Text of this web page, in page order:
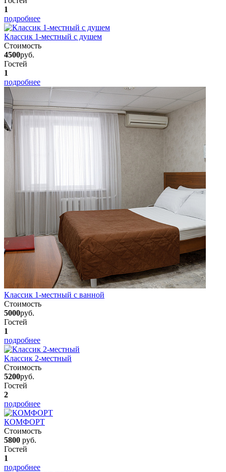
1
подробнее
Классик 1-местный с душем
Стоимость
4500руб.
Гостей
1
подробнее
Классик 1-местный с ванной
Стоимость
5000руб.
Гостей
1
подробнее
Классик 2-местный
Стоимость
5200руб.
Гостей
2
подробнее
КОМФОРТ
Стоимость
5800 руб.
Гостей
1
подробнее